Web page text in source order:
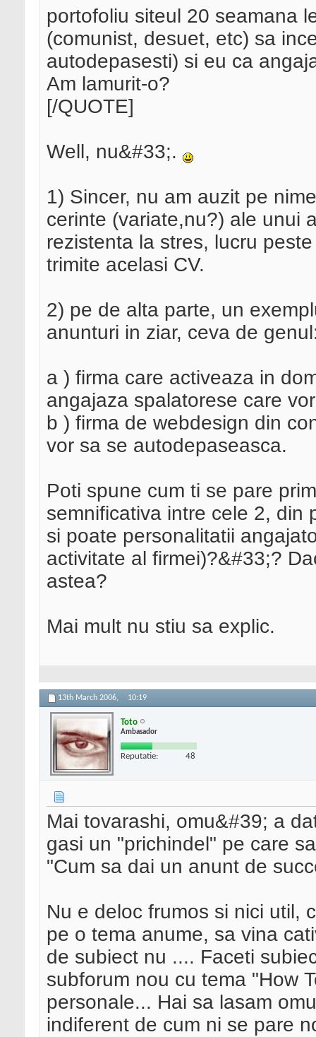
portofoliu siteul 20 seamana
(comunist, desuet, etc) sa
autodepasesti) si eu ca
Am lamurit-o?
[/QUOTE]
Well, nu&#33;.
1) Sincer, nu am auzit pe
cerinte (variate,nu?) ale unui
rezistenta la stres, lucru
trimite acelasi CV.
2) pe de alta parte, un
anunturi in ziar, ceva de
a ) firma care activeaza in
angajaza spalatorese care
b ) firma de webdesign din
vor sa se autodepaseasca.
Poti spune cum ti se pare
semnificativa intre cele 2, din
si poate personalitatii
activitate al firmei)?&#33;?
astea?
Mai mult nu stiu sa explic.
13th March 2006, 10:19
Toto
Ambasador
Reputatie: 48
Mai tovarashi, omu&#39; a
gasi un "prichindel" pe care
"Cum sa dai un anunt de
Nu e deloc frumos si nici util,
pe o tema anume, sa vina
de subiect nu .... Faceti
subforum nou cu tema "How
personale... Hai sa lasam
indiferent de cum ni se pare